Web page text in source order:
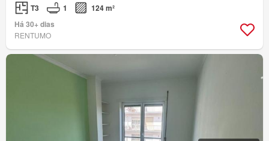
T3 1
124 m²
Há 30+ dias
RENTUMO